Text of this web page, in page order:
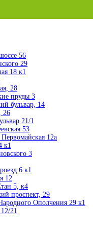
56
29
18 к1
28
пруды 3
бульвар, 14
26
21/1
53
12а
к1
3
6 к1
12
5, к4
проспект, 29
Ополчения 29 к1
21